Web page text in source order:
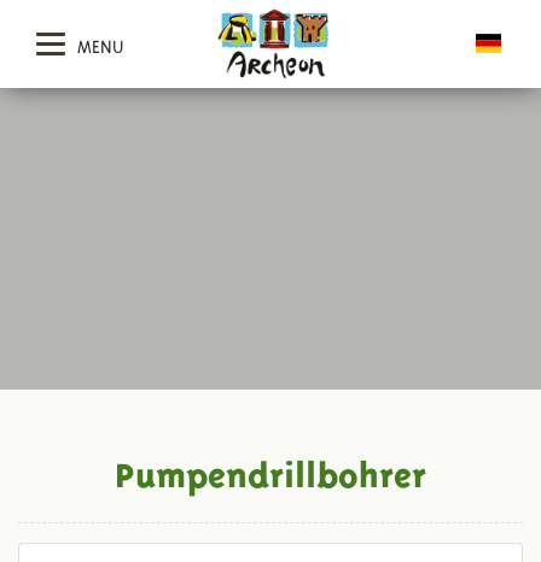
MENU
Pumpendrillbohrer